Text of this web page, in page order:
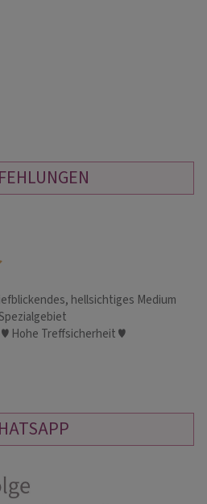
hellsichtiges Medium
Hohe Treffsicherheit ♥